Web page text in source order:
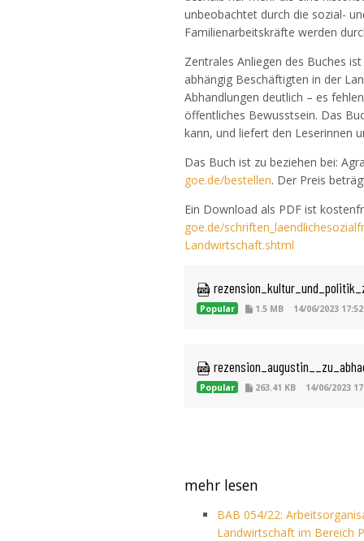
unbeobachtet durch die sozial-
Familienarbeitskräfte werden
Zentrales Anliegen des Buches
abhängig Beschäftigten in der
Abhandlungen deutlich – es
öffentliches Bewusstsein. Das
kann, und liefert den Leserinnen
Das Buch ist zu beziehen bei:
goe.de/bestellen. Der Preis
Ein Download als PDF ist
goe.de/
Landwirtschaft.shtml
Popular 1.5 MB 14/06/2023
Popular 263.41 KB 14/06/2023
mehr lesen
BAB 054/22:
Landwirtschaft im Bereich